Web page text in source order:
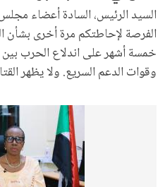
السيد الرئيس، السادة أعضاء
الفرصة لإحاطتكم مرة أخرى
خمسة أشهر على اندلاع الحرب بين
وقوات الدعم السريع. ولا يظهر